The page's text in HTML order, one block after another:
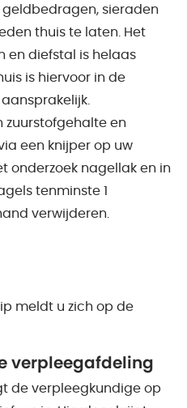
sieraden
thuis te laten. Het
en diefstal is helaas
is hiervoor in de
zuurstofgehalte en
een knijper op uw
onderzoek nagellak en in
tenminste 1
verwijderen.
meldt u zich op de
verpleegafdeling
de verpleegkundige op